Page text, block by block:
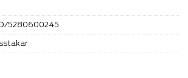
5280600245